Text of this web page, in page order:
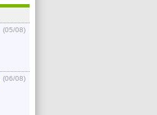
(05/08)
(06/08)